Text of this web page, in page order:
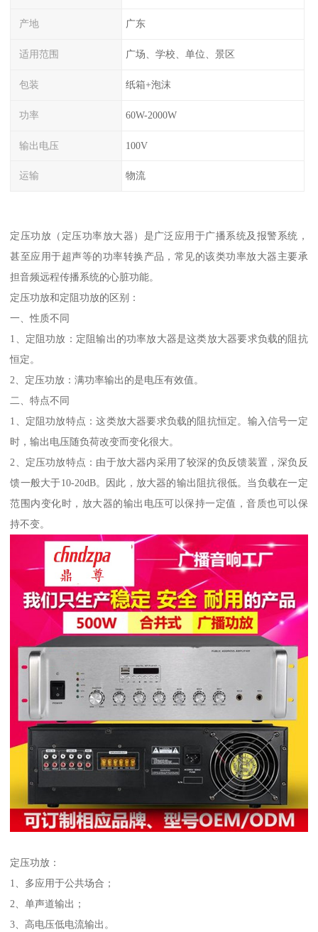
产地 广东
适用范围 广场、学校、单位、景区
包装 纸箱+泡沫
功率 60W-2000W
输出电压 100V
运输 物流
定压功放（定压功率放大器）是广泛应用于广播系统及报警系统，
甚至应用于超声等的功率转换产品，常见的该类功率放大器主要承
担音频远程传播系统的心脏功能。
定压功放和定阻功放的区别：
一、性质不同
1、定阻功放：定阻输出的功率放大器是这类放大器要求负载的阻抗
恒定。
2、定压功放：满功率输出的是电压有效值。
二、特点不同
1、定阻功放特点：这类放大器要求负载的阻抗恒定。输入信号一定
时，输出电压随负荷改变而变化很大。
2、定压功放特点：由于放大器内采用了较深的负反馈装置，深负反
馈一般大于10-20dB。因此，放大器的输出阻抗很低。当负载在一定
范围内变化时，放大器的输出电压可以保持一定值，音质也可以保
持不变。
定压功放：
1、多应用于公共场合；
2、单声道输出；
3、高电压低电流输出。